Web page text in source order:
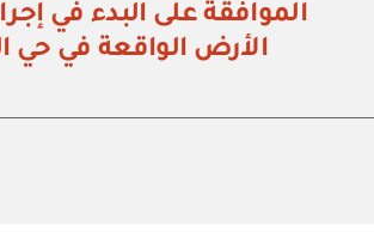
الموافقة على البدء في
الأرض الواقعة في حي